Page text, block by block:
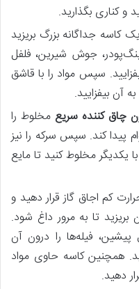
کناری بگذارید.
کاسه جداگانه بزرگ بریزید
جوش شیرین، فلفل
سپس مواد را با قاشق
آن بیفزایید.
چاق کننده سریع مخلوط را
پیدا کند. سپس سرکه را نیز
یکدیگر مخلوط کنید تا مایع
کم اجاق گاز قرار دهید و
تا به مرور داغ شود.
فیله‌ها را درون آن
همچنین کاسه حاوی مواد
دهید.